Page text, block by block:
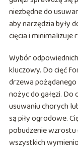
niezbędne do
aby narzędzia były
cięcia i minimalizuje
Wybór
kluczowy. Do cięć
drzewa
nożyc do gałęzi. Do
usuwaniu chorych
są piły ogrodowe.
pobudzenie
wszystkich